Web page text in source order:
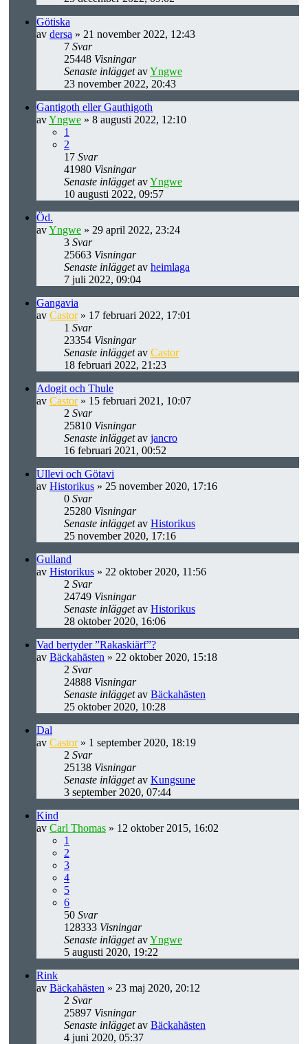
Götiska
av dersa » 21 november 2022, 12:43
7 Svar
25448 Visningar
Senaste inläggetavYngwe
23 november 2022, 20:43
Gantigoth eller Gauthigoth
avYngwe » 8 augusti 2022, 12:10
1
2
17 Svar
41980 Visningar
Senaste inläggetavYngwe
10 augusti 2022, 09:57
Öd.
avYngwe » 29 april 2022, 23:24
3 Svar
25663 Visningar
Senaste inläggetav heimlaga
7 juli 2022, 09:04
Gangavia
av Castor» 17 februari 2022, 17:01
1 Svar
23354 Visningar
Senaste inläggetav Castor
18 februari 2022, 21:23
Adogit och Thule
av Castor» 15 februari 2021, 10:07
2 Svar
25810 Visningar
Senaste inläggetav jancro
16 februari 2021, 00:52
Ullevi och Götavi
av Historikus » 25 november 2020, 17:16
0 Svar
25280 Visningar
Senaste inläggetav Historikus
25 november 2020, 17:16
Gulland
av Historikus » 22 oktober 2020, 11:56
2 Svar
24749 Visningar
Senaste inläggetav Historikus
28 oktober 2020, 16:06
Vad bertyder ”Rakaskiärf”?
av Bäckahästen » 22 oktober 2020, 15:18
2 Svar
24888 Visningar
Senaste inläggetav Bäckahästen
25 oktober 2020, 10:28
Dal
av Castor» 1 september 2020, 18:19
2 Svar
25138 Visningar
Senaste inläggetav Kungsune
3 september 2020, 07:44
Kind
av Carl Thomas » 12 oktober 2015, 16:02
1
2
3
4
5
6
50 Svar
128333 Visningar
Senaste inläggetavYngwe
5 augusti 2020, 19:22
Rink
av Bäckahästen » 23 maj 2020, 20:12
2 Svar
25897 Visningar
Senaste inläggetav Bäckahästen
4 juni 2020, 05:37